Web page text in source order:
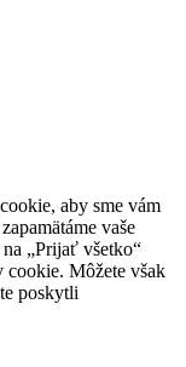
aby sme vám
vaše
„Prijať všetko“
Môžete však
poskytli